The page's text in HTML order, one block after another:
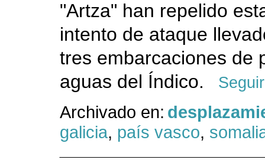
"Artza" han repelido
intento de ataque
tres embarcaciones de
aguas del Índico.
Archivado en:
galicia, país vasco,